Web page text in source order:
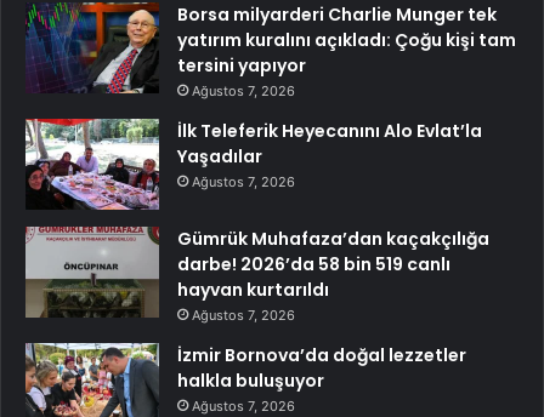
Borsa milyarderi Charlie Munger tek
yatırım kuralını açıkladı: Çoğu kişi tam
tersini yapıyor
Ağustos 7, 2026
İlk Teleferik Heyecanını Alo Evlat’la
Yaşadılar
Ağustos 7, 2026
Gümrük Muhafaza’dan kaçakçılığa
darbe! 2026’da 58 bin 519 canlı
hayvan kurtarıldı
Ağustos 7, 2026
İzmir Bornova’da doğal lezzetler
halkla buluşuyor
Ağustos 7, 2026